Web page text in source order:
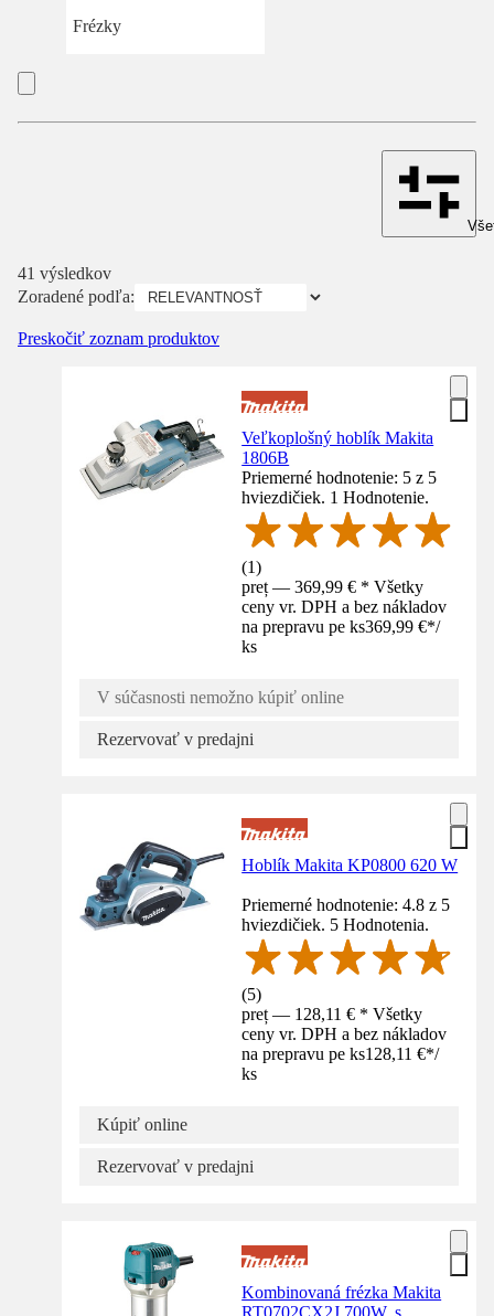
Frézky
41 výsledkov
Zoradené podľa:
Preskočiť zoznam produktov
Veľkoplošný hoblík Makita
1806B
Priemerné hodnotenie: 5 z 5
hviezdičiek. 1 Hodnotenie.
(1)
preț — 369,99 € * Všetky
ceny vr. DPH a bez nákladov
na prepravu pe ks369,99 €*/
ks
V súčasnosti nemožno kúpiť online
Rezervovať v predajni
Hoblík Makita KP0800 620 W
Priemerné hodnotenie: 4.8 z 5
hviezdičiek. 5 Hodnotenia.
(5)
preț — 128,11 € * Všetky
ceny vr. DPH a bez nákladov
na prepravu pe ks128,11 €*/
ks
Kúpiť online
Rezervovať v predajni
Kombinovaná frézka Makita
RT0702CX2J 700W, s